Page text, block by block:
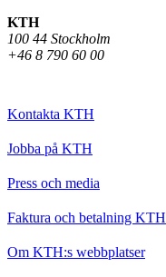
KTH
100 44 Stockholm
+46 8 790 60 00
Kontakta KTH
Jobba på KTH
Press och media
Faktura och betalning KTH
Om KTH:s webbplatser